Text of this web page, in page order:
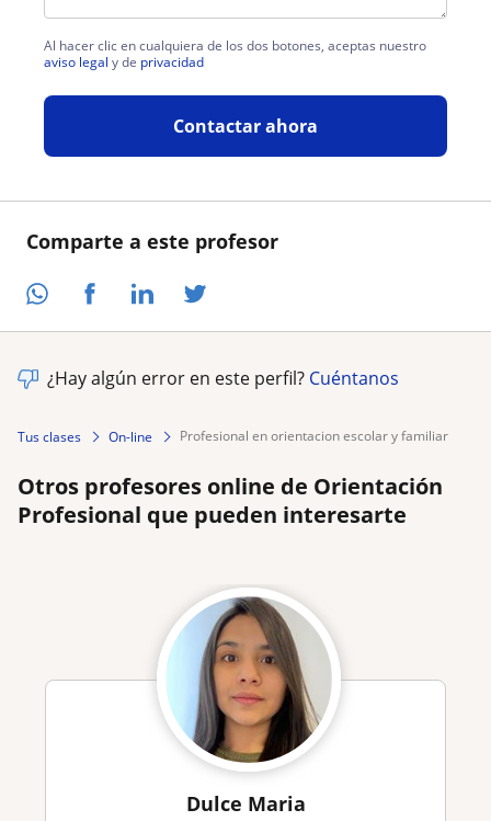
Comparte a este profesor
Al hacer clic en cualquiera de los dos botones, aceptas nuestro
aviso legal y de privacidad
Contactar ahora
¿Hay algún error en este perfil? Cuéntanos
Tus clases On-line profesional en orientacion escolar y familiar
Otros profesores online de Orientación
Profesional que pueden interesarte
Dulce Maria